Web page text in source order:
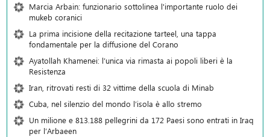
Marcia Arbain: funzionario sottolinea l'importante ruolo dei
mukeb coranici
La prima incisione della recitazione tarteel, una tappa
fondamentale per la diffusione del Corano
Ayatollah Khamenei: l’unica via rimasta ai popoli liberi è la
Resistenza
Iran, ritrovati resti di 32 vittime della scuola di Minab
Cuba, nel silenzio del mondo l’isola è allo stremo
Un milione e 813.188 pellegrini da 172 Paesi sono entrati in Iraq
per l’Arbaeen